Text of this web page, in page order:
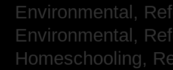
Environmental,
Environmental,
Homeschooling,